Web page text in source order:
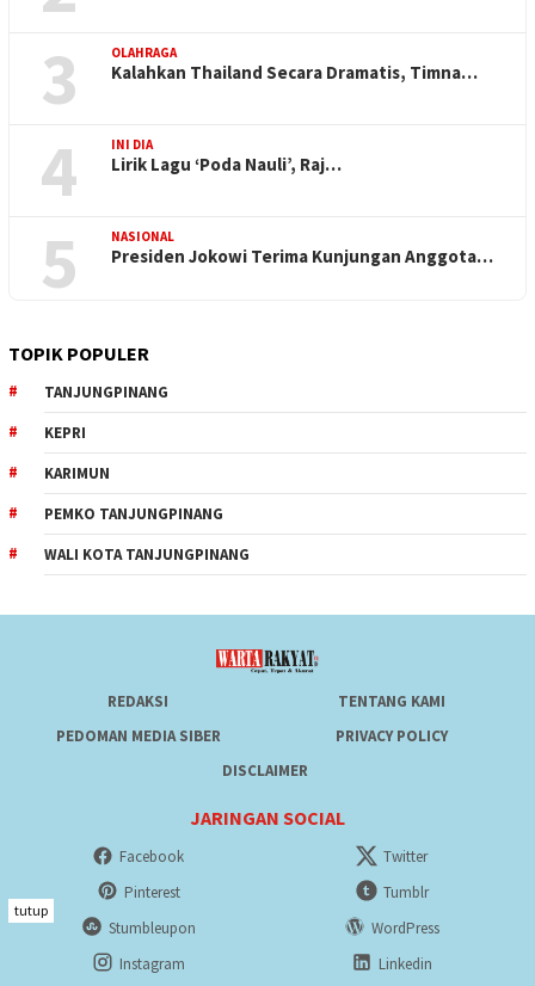
3 OLAHRAGA
Kalahkan Thailand Secara Dramatis, Timna…
4 INI DIA
Lirik Lagu ‘Poda Nauli’, Raj…
5 NASIONAL
Presiden Jokowi Terima Kunjungan Anggota…
TOPIK POPULER
TANJUNGPINANG
KEPRI
KARIMUN
PEMKO TANJUNGPINANG
WALI KOTA TANJUNGPINANG
REDAKSI
TENTANG KAMI
PEDOMAN MEDIA SIBER
PRIVACY POLICY
DISCLAIMER
JARINGAN SOCIAL
Facebook
Twitter
Pinterest
Tumblr
Stumbleupon
WordPress
Instagram
Linkedin
tutup